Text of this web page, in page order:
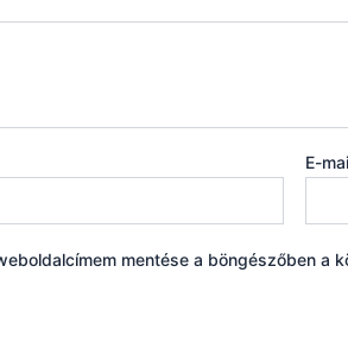
E-
mentése a böngészőben a